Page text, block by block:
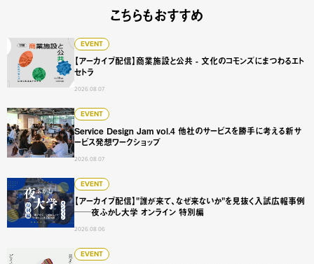
こちらもおすすめ
EVENT
【アーカイブ配信】商業施設と公共 - 文化のコモンズにまつわるエト
セトラ
2026.08.07
【アーカイブ配信】商業施設と公共 - 文化のコモンズにまつ
EVENT
Service Design Jam vol.4 他社のサービスを勝手に考える新サ
ービス発想ワークショップ
2026.08.07
Service Design Jam vol.4 他社のサービスを勝手に考える
EVENT
【アーカイブ配信】"誰が来て、なぜ来ないか"を見抜く入試広報事例
──夜ふかし大学 オンライン 特別編
2026.08.06
【アーカイブ配信】"誰が来て、なぜ来ないか"を見抜く入
EVENT
【アーカイブ配信】ひらくの設計図#3 見えない価値をどう